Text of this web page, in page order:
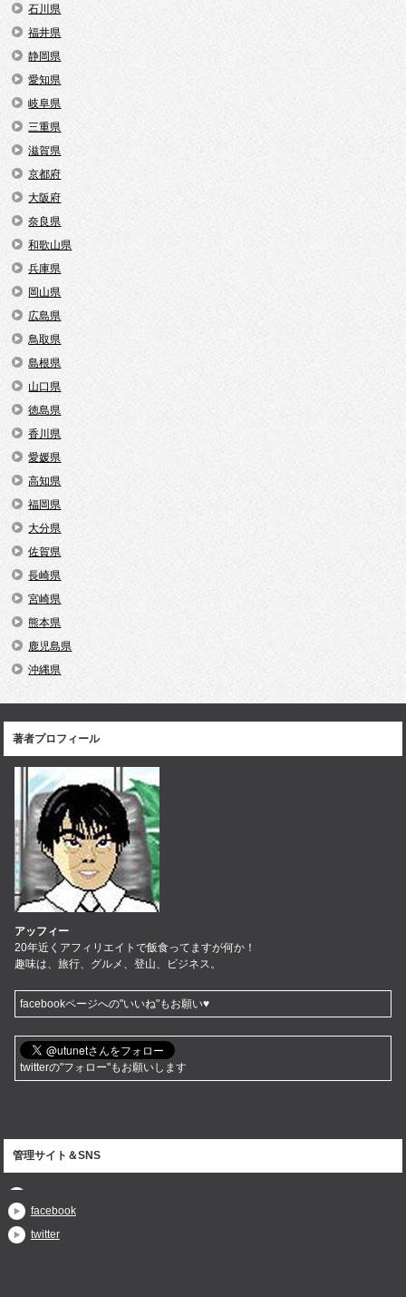
石川県
福井県
静岡県
愛知県
岐阜県
三重県
滋賀県
京都府
大阪府
奈良県
和歌山県
兵庫県
岡山県
広島県
鳥取県
島根県
山口県
徳島県
香川県
愛媛県
高知県
福岡県
大分県
佐賀県
長崎県
宮崎県
熊本県
鹿児島県
沖縄県
著者プロフィール
アッフィー
20年近くアフィリエイトで飯食ってますが何か！
趣味は、旅行、グルメ、登山、ビジネス。
facebookページへの"いいね"もお願い♥
twitterの"フォロー"もお願いします
管理サイト＆SNS
facebook
twitter